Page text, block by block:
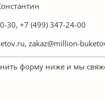
30, +7 (499) 347-24-00
zakaz@million-
форму ниже и мы